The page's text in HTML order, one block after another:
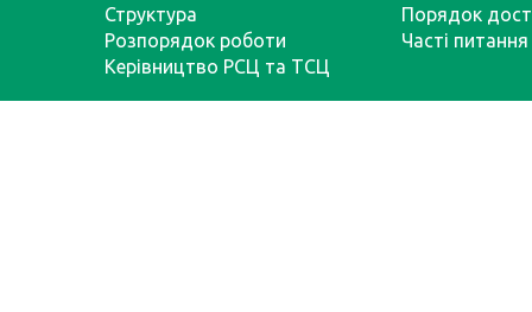
Структура
Розпорядок роботи
Керівництво РСЦ та ТСЦ
Порядок
Часті питання